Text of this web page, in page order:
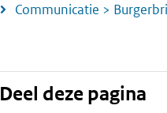
Communicatie >
Deel deze pagina